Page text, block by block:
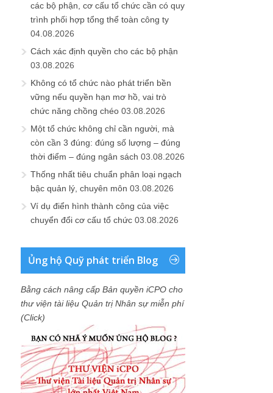
các bộ phận, cơ cấu tổ chức cần có quy
trình phối hợp tổng thể toàn công ty
04.08.2026
Cách xác định quyền cho các bộ phận
03.08.2026
Không có tổ chức nào phát triển bền
vững nếu quyền hạn mơ hồ, vai trò
chức năng chồng chéo 03.08.2026
Một tổ chức không chỉ cần người, mà
còn cần 3 đúng: đúng số lượng – đúng
thời điểm – đúng ngân sách 03.08.2026
Thống nhất tiêu chuẩn phân loại ngạch
bậc quản lý, chuyên môn 03.08.2026
Ví dụ điển hình thành công của việc
chuyển đổi cơ cấu tổ chức 03.08.2026
Ủng hộ Quỹ phát triển Blog
Bằng cách nâng cấp Bản quyền iCPO cho
thư viện tài liệu Quản trị Nhân sự miễn phí
(Click)